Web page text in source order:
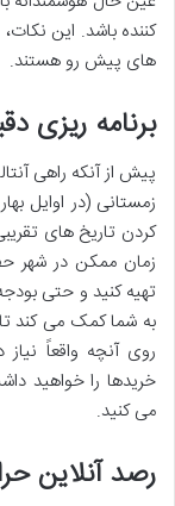
کننده باشد. این
های پیش رو هستند.
برنامه ریزی
پیش از آنکه راهی
زمستانی (در اوایل
کردن تاریخ های
زمان ممکن در شهر
تهیه کنید و حتی
به شما کمک می کند تا
روی آنچه واقعاً نیاز
خریدها را خواهید
می کنید.
رصد آنلاین